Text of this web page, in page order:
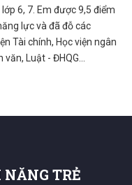
6, 7. Em được 9,5 điểm
lực và đã đỗ các
Tài chính, Học viện ngân
Luật - ĐHQG...
TRẺ